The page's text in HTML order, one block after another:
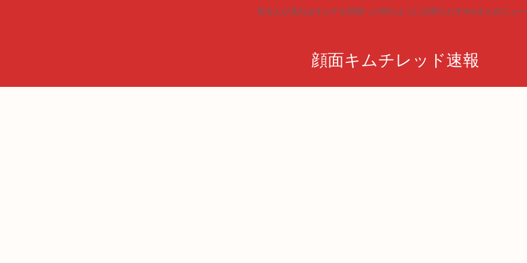
見る人が見ればキムチを頬張った時のように火照りだす5chまとめニュ
顔面キムチレッド速報